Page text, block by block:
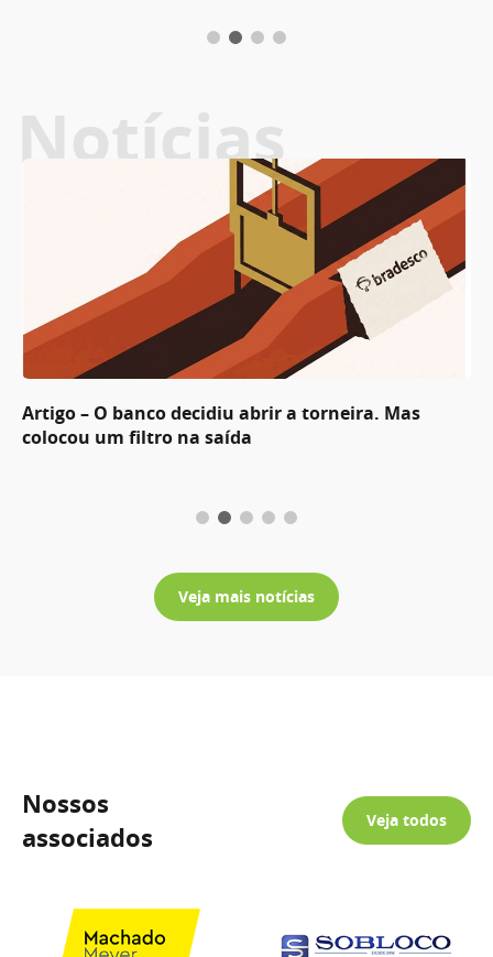
Notícias
Artigo – O banco decidiu abrir a torneira. Mas
colocou um filtro na saída
Veja mais notícias
Nossos
associados
Veja todos